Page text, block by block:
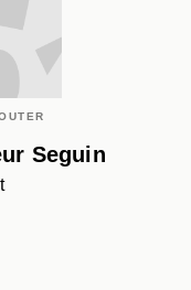
Seguin